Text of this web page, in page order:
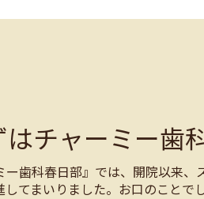
チャーミー歯
歯科春日部』では、開院以来
てまいりました。お口のことで